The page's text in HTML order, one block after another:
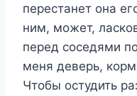
перестанет она
ним, может,
перед соседями
меня деверь,
Чтобы остудить